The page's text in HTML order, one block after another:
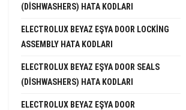
(DISHWASHERS) HATA KODLARI
ELECTROLUX BEYAZ EŞYA DOOR LOCKING
ASSEMBLY HATA KODLARI
ELECTROLUX BEYAZ EŞYA DOOR SEALS
(DISHWASHERS) HATA KODLARI
ELECTROLUX BEYAZ EŞYA DOOR